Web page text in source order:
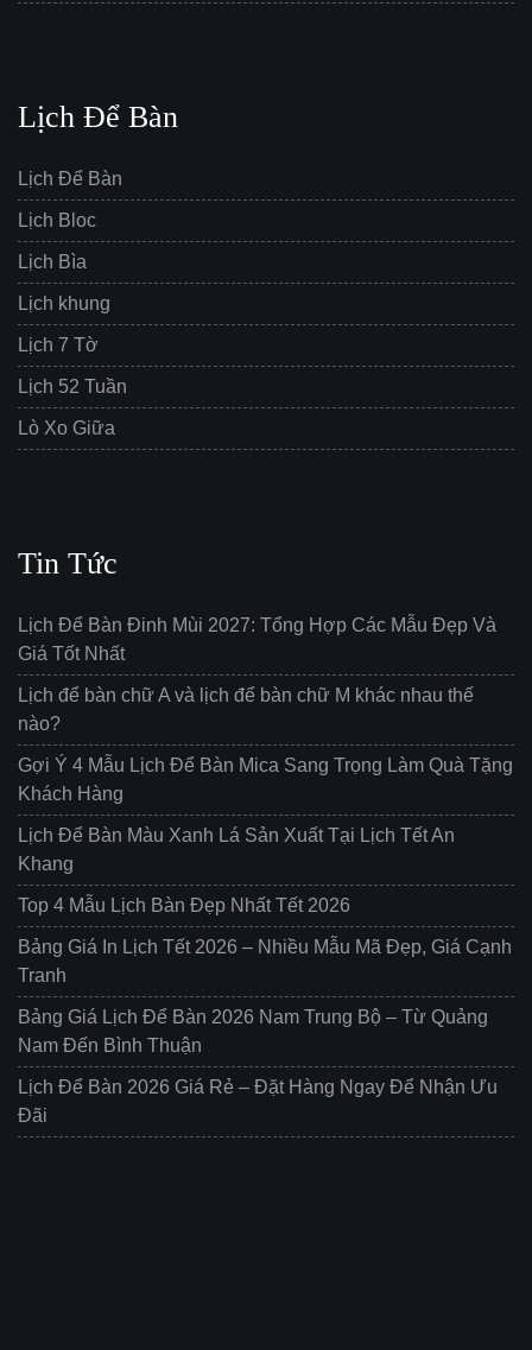
Lịch Để Bàn
Lịch Để Bàn
Lịch Bloc
Lịch Bìa
Lịch khung
Lịch 7 Tờ
Lịch 52 Tuần
Lò Xo Giữa
Tin Tức
Lịch Để Bàn Đinh Mùi 2027: Tổng Hợp Các Mẫu Đẹp Và
Giá Tốt Nhất
Lịch để bàn chữ A và lịch để bàn chữ M khác nhau thế
nào?
Gợi Ý 4 Mẫu Lịch Để Bàn Mica Sang Trọng Làm Quà Tặng
Khách Hàng
Lịch Để Bàn Màu Xanh Lá Sản Xuất Tại Lịch Tết An
Khang
Top 4 Mẫu Lịch Bàn Đẹp Nhất Tết 2026
Bảng Giá In Lịch Tết 2026 – Nhiều Mẫu Mã Đẹp, Giá Cạnh
Tranh
Bảng Giá Lịch Để Bàn 2026 Nam Trung Bộ – Từ Quảng
Nam Đến Bình Thuận
Lịch Để Bàn 2026 Giá Rẻ – Đặt Hàng Ngay Để Nhận Ưu
Đãi